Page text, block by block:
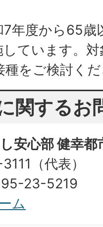
年度から65歳
ています。
をご検討く
関するお
安心部 健幸都
（代表）
23-5219
ム